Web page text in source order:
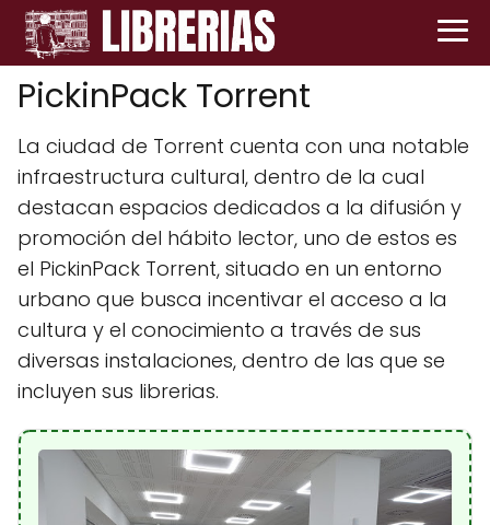
PickinPack Torrent
La ciudad de Torrent cuenta con una notable
infraestructura cultural, dentro de la cual
destacan espacios dedicados a la difusión y
promoción del hábito lector, uno de estos es
el PickinPack Torrent, situado en un entorno
urbano que busca incentivar el acceso a la
cultura y el conocimiento a través de sus
diversas instalaciones, dentro de las que se
incluyen sus librerias.